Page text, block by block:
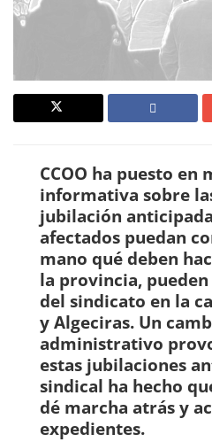
CCOO ha puesto en
informativa sobre
jubilación
afectados puedan
mano qué deben
la provincia,
del sindicato en la
y Algeciras. Un
administrativo
estas jubilaciones
sindical ha hecho
dé marcha atrás y
expedientes.